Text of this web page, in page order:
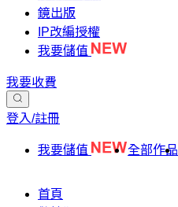
鏡出版
IP改編授權
我要儲值
我要收費
登入/註冊
我要儲值 全部作品
首頁